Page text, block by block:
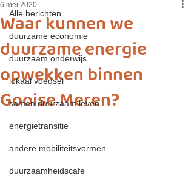
Alle berichten
duurzame economie
duurzaam onderwijs
lokaal voedsel
samen duurzaam leven
energietransitie
andere mobiliteitsvormen
duurzaamheidscafe
Waar kunnen we
duurzame energie
opwekken binnen
Gooise Meren?
6 mei 2020